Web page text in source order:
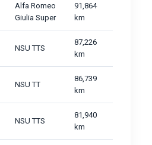
Alfa Romeo
Giulia Super
91,864
km
NSU TTS
87,226
km
NSU TT
86,739
km
NSU TTS
81,940
km